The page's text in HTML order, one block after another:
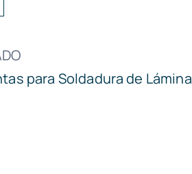
para Soldadura de Lámina